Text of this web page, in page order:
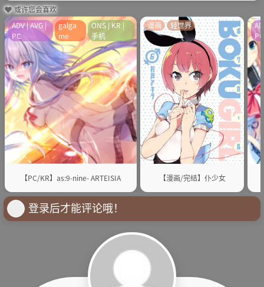
或许您会喜欢
【PC/KR】as:9-nine- ARTEISIA
ADV | AVG |
PC
galga
me
ONS | KR |
手机
【漫画/完结】仆少女
漫画 轻世界
PC
登录后才能评论哦！